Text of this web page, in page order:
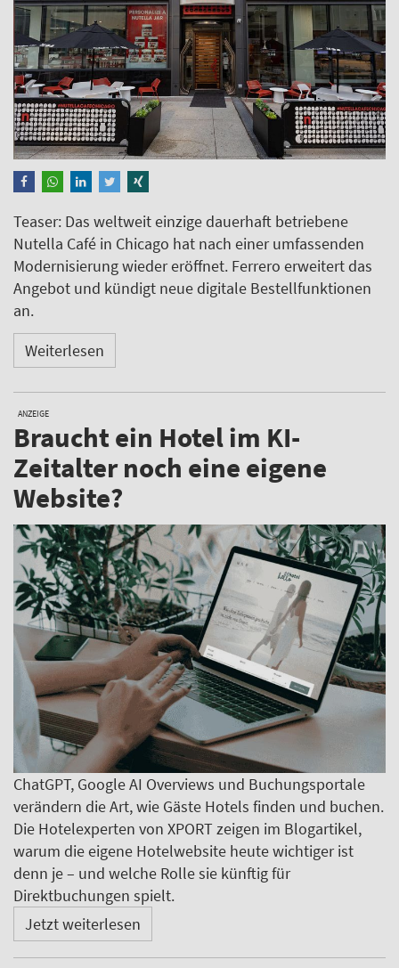
Teaser: Das weltweit einzige dauerhaft betriebene
Nutella Café in Chicago hat nach einer umfassenden
Modernisierung wieder eröffnet. Ferrero erweitert das
Angebot und kündigt neue digitale Bestellfunktionen
an.
Weiterlesen
ANZEIGE
Braucht ein Hotel im KI-
Zeitalter noch eine eigene
Website?
ChatGPT, Google AI Overviews und Buchungsportale
verändern die Art, wie Gäste Hotels finden und buchen.
Die Hotelexperten von XPORT zeigen im Blogartikel,
warum die eigene Hotelwebsite heute wichtiger ist
denn je – und welche Rolle sie künftig für
Direktbuchungen spielt.
Jetzt weiterlesen